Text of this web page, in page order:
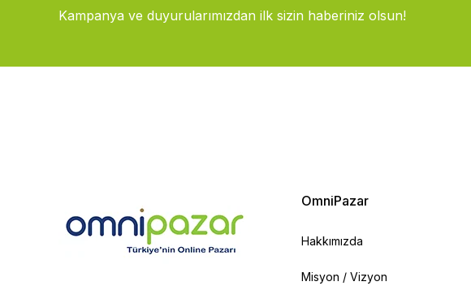
Kampanya ve duyurularımızdan ilk sizin haberiniz olsun!
OmniPazar
Hakkımızda
Misyon / Vizyon